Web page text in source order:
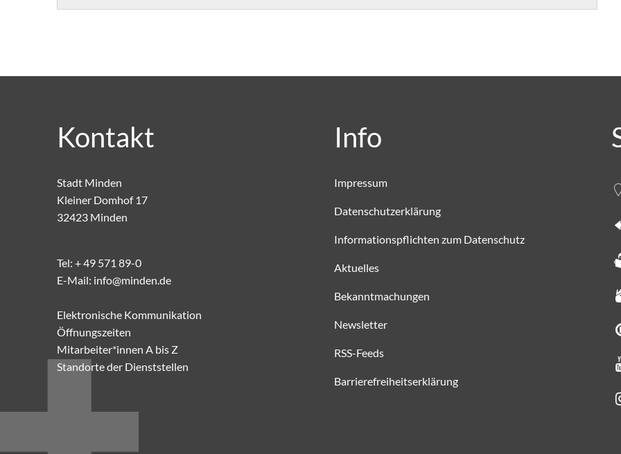
Kontakt
Stadt Minden
Kleiner Domhof 17
32423 Minden
Tel: + 49 571 89-0
E-Mail: info@minden.de
Elektronische Kommunikation
Öffnungszeiten
Mitarbeiter*innen A bis Z
Standorte der Dienststellen
Info
Impressum
Datenschutzerklärung
Informationspflichten zum Datenschutz
Aktuelles
Bekanntmachungen
Newsletter
RSS-Feeds
Barrierefreiheitserklärung